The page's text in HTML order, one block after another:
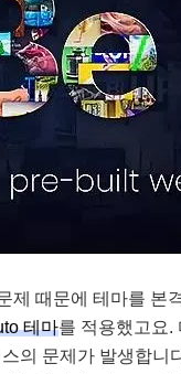
제 때문에 테마를 본
테마를 적용했고요.
의 문제가 발생합니